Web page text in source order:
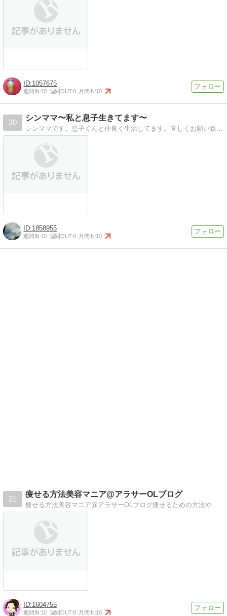
1057675
週間IN:10 週間OUT:0 月間IN:10
20
シンママ〜私と息子生きてます〜
シンママです。息子くんと仲良く生活してます。宜しくお願い致します。
1858955
週間IN:10 週間OUT:0 月間IN:10
21
痩せる方法美容マニア@アラサーOLブログ
痩せる方法美容マニア@アラサーOLブログ痩せるための方法や美容マニアの独身アラサーOLの情報満載のブログです｡
1604755
週間IN:10 週間OUT:0 月間IN:10